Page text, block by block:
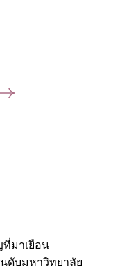
มาเยือน
ดับมหาวิทยาลัย